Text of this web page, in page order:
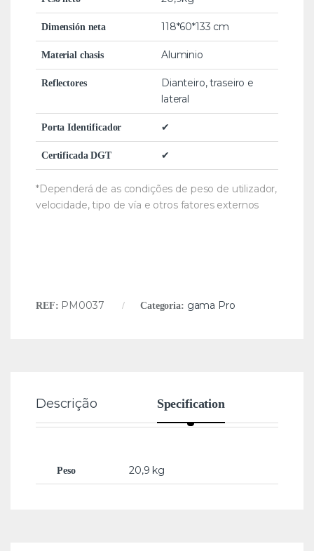
Dimensión neta 118*60*133 cm
Material chasis Aluminio
Reflectores
Dianteiro, traseiro e
lateral
Porta Identificador ✔
Certificada DGT ✔
*Dependerá de as condições de peso de utilizador,
velocidade, tipo de vía e otros fatores externos
REF: PM0037 Categoria: gama Pro
Descrição Specification
Peso 20,9 kg